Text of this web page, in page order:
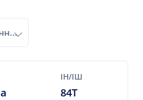
за замовчуванням
ІН/ІШ
84T